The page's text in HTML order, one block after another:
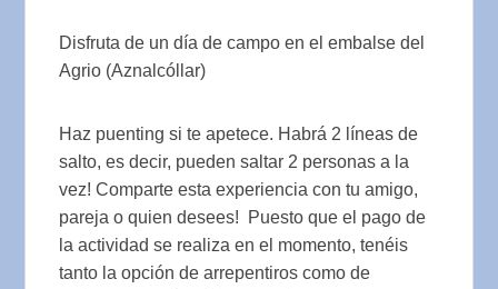
Disfruta de un día de campo en el embalse del
Agrio (Aznalcóllar)
Haz puenting si te apetece. Habrá 2 líneas de
salto, es decir, pueden saltar 2 personas a la
vez! Comparte esta experiencia con tu amigo,
pareja o quien desees! Puesto que el pago de
la actividad se realiza en el momento, tenéis
tanto la opción de arrepentiros como de